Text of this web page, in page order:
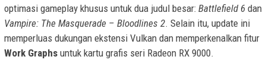
optimasi gameplay khusus untuk dua judul besar: Battlefield 6 dan
Vampire: The Masquerade – Bloodlines 2. Selain itu, update ini
memperluas dukungan ekstensi Vulkan dan memperkenalkan fitur
Work Graphs untuk kartu grafis seri Radeon RX 9000.